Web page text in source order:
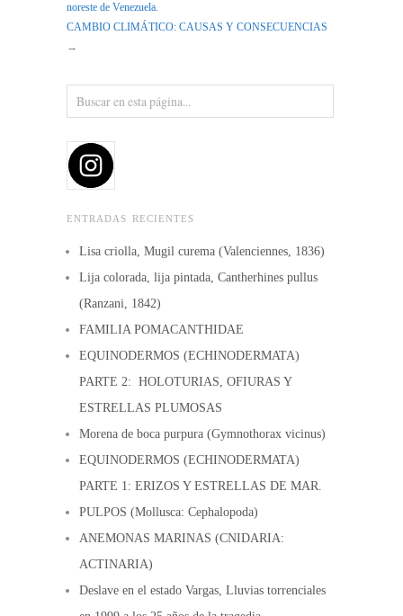
noreste de Venezuela.
CAMBIO CLIMÁTICO: CAUSAS Y CONSECUENCIAS
→
ENTRADAS RECIENTES
Lisa criolla, Mugil curema (Valenciennes, 1836)
Lija colorada, lija pintada, Cantherhines pullus
(Ranzani, 1842)
FAMILIA POMACANTHIDAE
EQUINODERMOS (ECHINODERMATA)
PARTE 2: HOLOTURIAS, OFIURAS Y
ESTRELLAS PLUMOSAS
Morena de boca purpura (Gymnothorax vicinus)
EQUINODERMOS (ECHINODERMATA)
PARTE 1: ERIZOS Y ESTRELLAS DE MAR.
PULPOS (Mollusca: Cephalopoda)
ANEMONAS MARINAS (CNIDARIA:
ACTINARIA)
Deslave en el estado Vargas, Lluvias torrenciales